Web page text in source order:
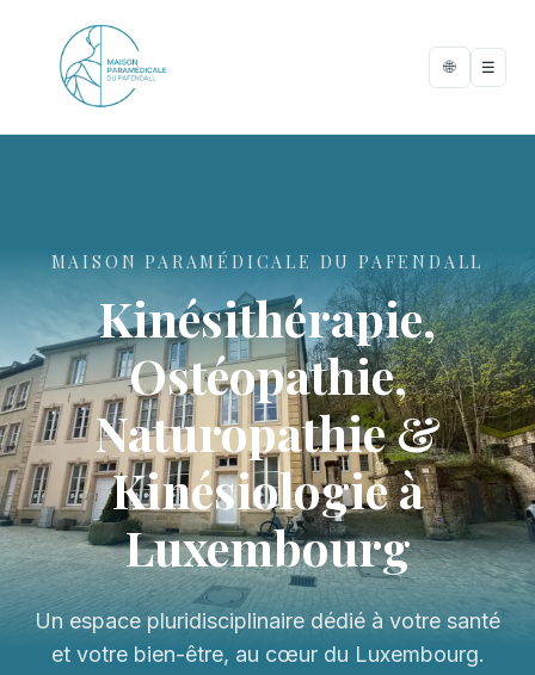
🌐 ☰
MAISON PARAMÉDICALE DU PAFENDALL
Kinésithérapie,
Ostéopathie,
Naturopathie &
Kinésiologie à
Luxembourg
Un espace pluridisciplinaire dédié à votre santé
et votre bien-être, au cœur du Luxembourg.